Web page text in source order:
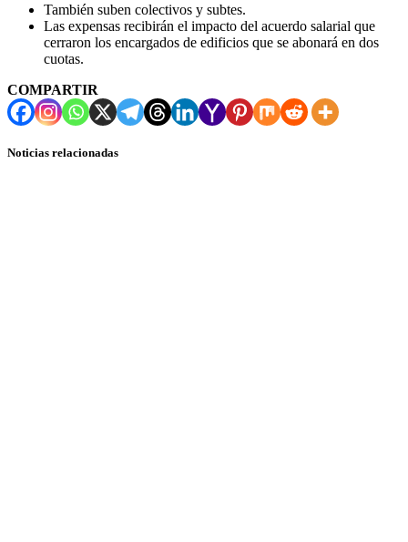
También suben colectivos y subtes.
Las expensas recibirán el impacto del acuerdo salarial que
cerraron los encargados de edificios que se abonará en dos
cuotas.
COMPARTIR
Noticias relacionadas